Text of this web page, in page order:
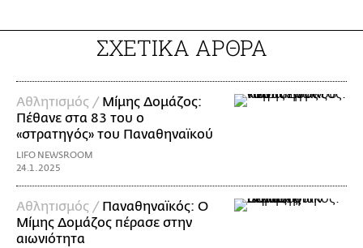
ΣΧΕΤΙΚΑ ΑΡΘΡΑ
Αθλητισμός / Μίμης Δομάζος:
Πέθανε στα 83 του ο
«στρατηγός» του Παναθηναϊκού
LIFO NEWSROOM
24.1.2025
Αθλητισμός / Παναθηναϊκός: Ο
Μίμης Δομάζος πέρασε στην
αιωνιότητα